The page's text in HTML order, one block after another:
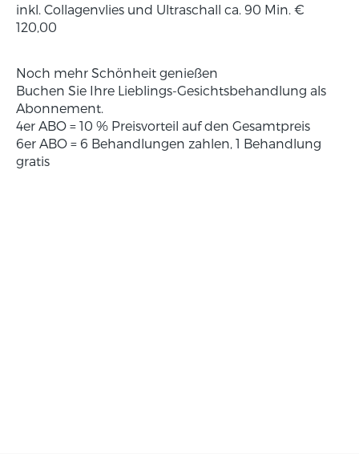
inkl. Collagenvlies und Ultraschall ca. 90 Min. €
120,00
Noch mehr Schönheit genießen
Buchen Sie Ihre Lieblings-Gesichtsbehandlung als
Abonnement.
4er ABO = 10 % Preisvorteil auf den Gesamtpreis
6er ABO = 6 Behandlungen zahlen, 1 Behandlung
gratis